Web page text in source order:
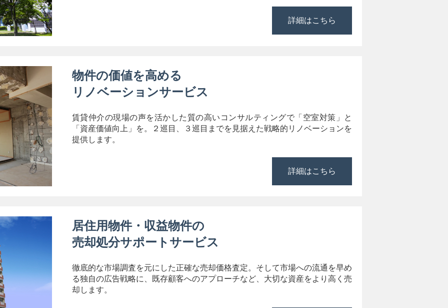
詳細はこちら
物件の価値を高める
リノベーションサービス
賃貸仲介の現場の声を活かした質の高いコンサルティングで「空室対策」と
「資産価値向上」を。２巡目、３巡目までを見据えた戦略的リノベーションを
提供します。
詳細はこちら
居住用物件・収益物件の
売却処分サポートサービス
徹底的な市場調査を元にした正確な売却価格査定。そして市場への流通を早め
る独自の広告戦略に、既存顧客へのアプローチなど、大切な資産をより高く売
却します。